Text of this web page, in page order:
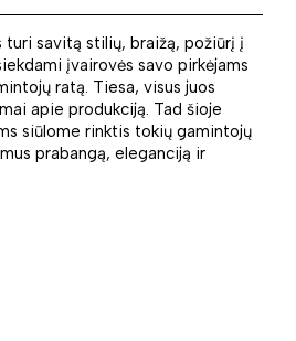
turi savitą stilių, braižą, požiūrį į
įvairovės savo pirkėjams
ratą. Tiesa, visus juos
apie produkciją. Tad šioje
siūlome rinktis tokių gamintojų
prabangą, eleganciją ir